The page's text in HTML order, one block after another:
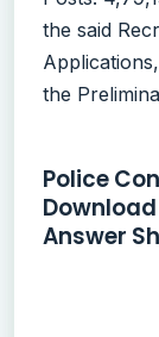
the said
the
Police
Answer